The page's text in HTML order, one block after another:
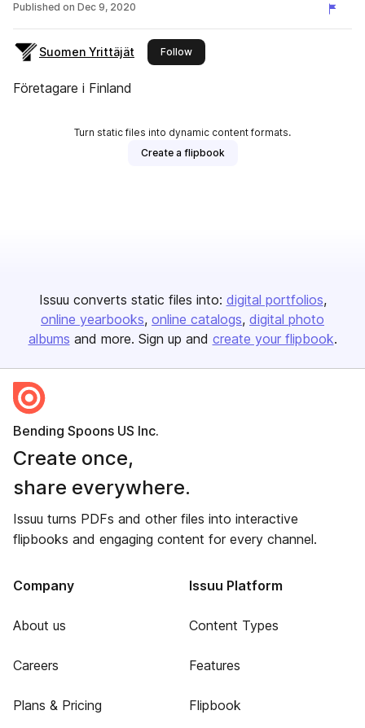
Published on Dec 9, 2020
Suomen Yrittäjät Followthis publisher
Företagare i Finland
Turn static files into dynamic content formats.
Create a flipbook
Issuu converts static files into: digital portfolios
online yearbooks online catalogs digital photo
albums and more. Sign up and create your flipbook.
Bending Spoons US Inc.
Create once,
share everywhere.
Issuu turns PDFs and other files into interactive
flipbooks and engaging content for every channel.
Company
About us
Careers
Plans & Pricing
Issuu Platform
Content Types
Features
Flipbook